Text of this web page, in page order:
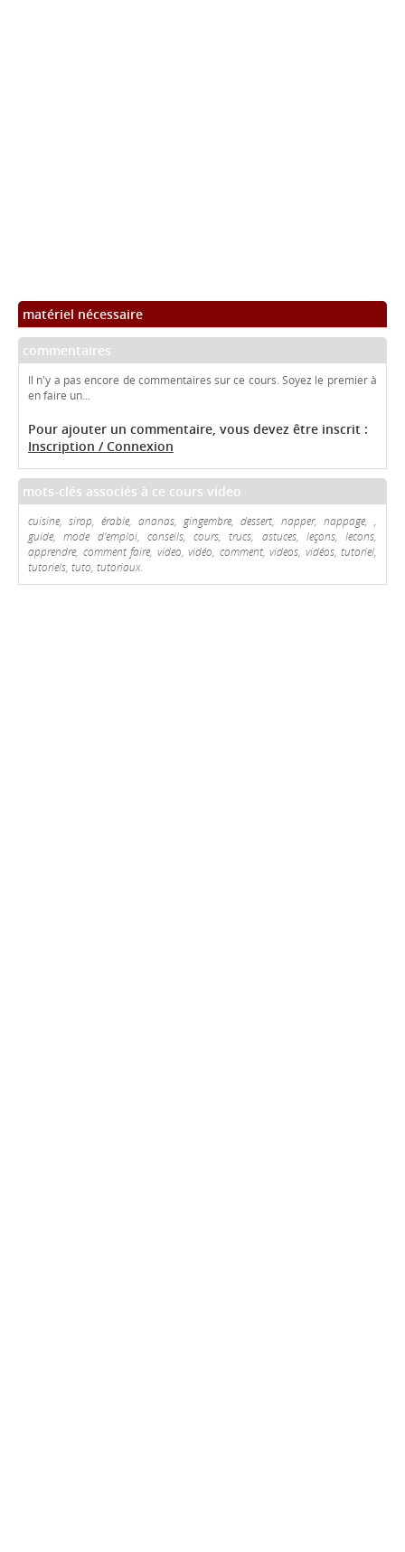
matériel nécessaire
commentaires
Il n'y a pas encore de commentaires sur ce cours. Soyez le premier à
en faire un...
Pour ajouter un commentaire, vous devez être inscrit :
Inscription / Connexion
mots-clés associés à ce cours video
cuisine, sirop, érable, ananas, gingembre, dessert, napper, nappage, ,
guide, mode d'emploi, conseils, cours, trucs, astuces, leçons, lecons,
apprendre, comment faire, video, vidéo, comment, videos, vidéos, tutoriel,
tutoriels, tuto, tutoriaux.